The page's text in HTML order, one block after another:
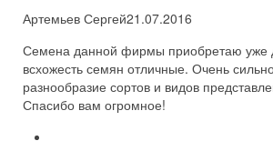
Артемьев Сергей21.07.2016
Семена данной фирмы приобретаю уже
всхожесть семян отличные. Очень
разнообразие сортов и видов
Спасибо вам огромное!